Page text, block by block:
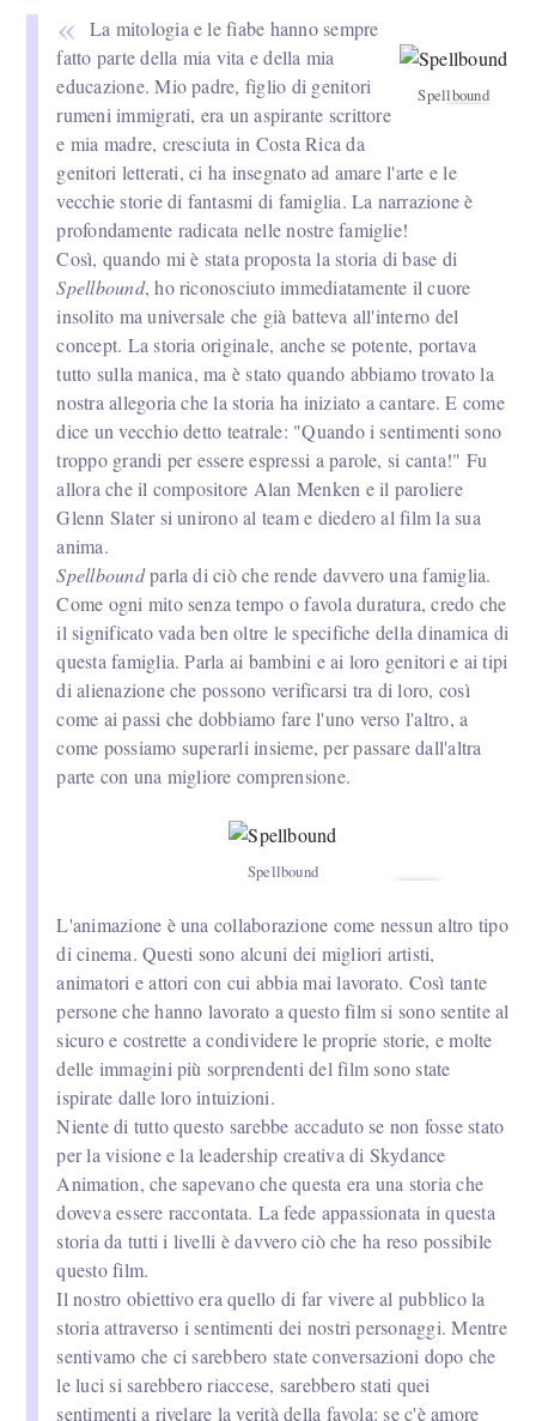
Spellbound
La mitologia e le fiabe hanno sempre
fatto parte della mia vita e della mia
educazione. Mio padre, figlio di genitori
rumeni immigrati, era un aspirante scrittore
e mia madre, cresciuta in Costa Rica da
genitori letterati, ci ha insegnato ad amare l'arte e le
vecchie storie di fantasmi di famiglia. La narrazione è
profondamente radicata nelle nostre famiglie!
Così, quando mi è stata proposta la storia di base di
Spellbound, ho riconosciuto immediatamente il cuore
insolito ma universale che già batteva all'interno del
concept. La storia originale, anche se potente, portava
tutto sulla manica, ma è stato quando abbiamo trovato la
nostra allegoria che la storia ha iniziato a cantare. E come
dice un vecchio detto teatrale: "Quando i sentimenti sono
troppo grandi per essere espressi a parole, si canta!" Fu
allora che il compositore Alan Menken e il paroliere
Glenn Slater si unirono al team e diedero al film la sua
anima.
Spellboundparla di ciò che rende davvero una famiglia.
Come ogni mito senza tempo o favola duratura, credo che
il significato vada ben oltre le specifiche della dinamica di
questa famiglia. Parla ai bambini e ai loro genitori e ai tipi
di alienazione che possono verificarsi tra di loro, così
come ai passi che dobbiamo fare l'uno verso l'altro, a
come possiamo superarli insieme, per passare dall'altra
parte con una migliore comprensione.
Spellbound
L'animazione è una collaborazione come nessun altro tipo
di cinema. Questi sono alcuni dei migliori artisti,
animatori e attori con cui abbia mai lavorato. Così tante
persone che hanno lavorato a questo film si sono sentite al
sicuro e costrette a condividere le proprie storie, e molte
delle immagini più sorprendenti del film sono state
ispirate dalle loro intuizioni.
Niente di tutto questo sarebbe accaduto se non fosse stato
per la visione e la leadership creativa di Skydance
Animation, che sapevano che questa era una storia che
doveva essere raccontata. La fede appassionata in questa
storia da tutti i livelli è davvero ciò che ha reso possibile
questo film.
Il nostro obiettivo era quello di far vivere al pubblico la
storia attraverso i sentimenti dei nostri personaggi. Mentre
sentivamo che ci sarebbero state conversazioni dopo che
le luci si sarebbero riaccese, sarebbero stati quei
sentimenti a rivelare la verità della favola: se c'è amore